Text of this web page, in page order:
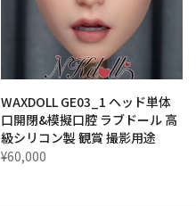
WAXDOLL GE03_1 ヘッド単体
口開閉&模擬口腔 ラブドール 高
級シリコン製 観賞 撮影用途
¥60,000